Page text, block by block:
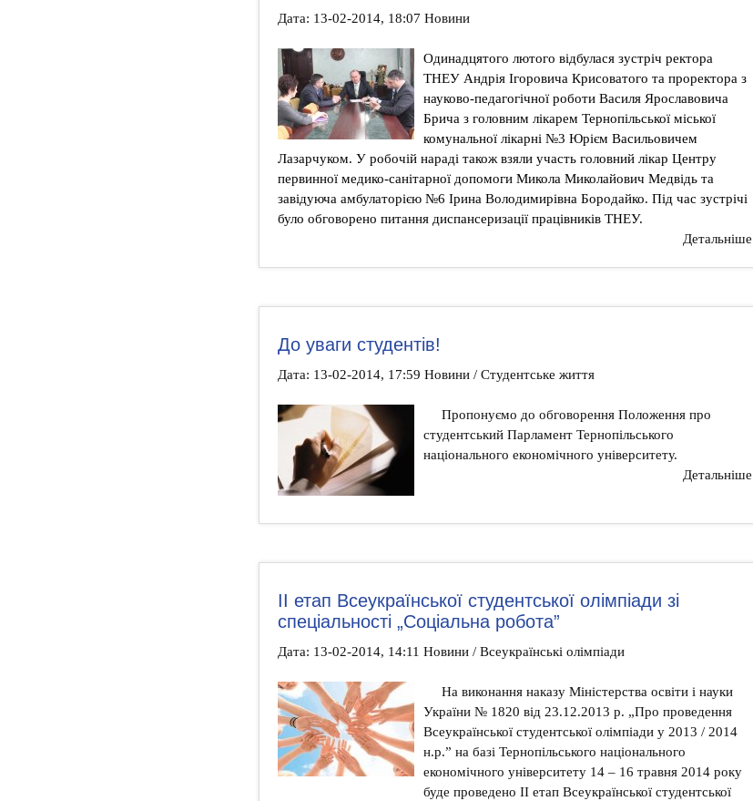
Дата: 13-02-2014, 18:07 Новини
Одинадцятого лютого відбулася зустріч ректора
ТНЕУ Андрія Ігоровича Крисоватого та проректора з
науково-педагогічної роботи Василя Ярославовича
Брича з головним лікарем Тернопільської міської
комунальної лікарні №3 Юрієм Васильовичем
Лазарчуком. У робочій нараді також взяли участь головний лікар Центру
первинної медико-санітарної допомоги Микола Миколайович Медвідь та
завідуюча амбулаторією №6 Ірина Володимирівна Бородайко. Під час зустрічі
було обговорено питання диспансеризації працівників ТНЕУ.
Детальніше
До уваги студентів!
Дата: 13-02-2014, 17:59 Новини / Студентське життя
Пропонуємо до обговорення Положення про
студентський Парламент Тернопільського
національного економічного університету.
Детальніше
ІІ етап Всеукраїнської студентської олімпіади зі
спеціальності „Соціальна робота”
Дата: 13-02-2014, 14:11 Новини / Всеукраїнські олімпіади
На виконання наказу Міністерства освіти і науки
України № 1820 від 23.12.2013 р. „Про проведення
Всеукраїнської студентської олімпіади у 2013 / 2014
н.р.” на базі Тернопільського національного
економічного університету 14 – 16 травня 2014 року
буде проведено ІІ етап Всеукраїнської студентської